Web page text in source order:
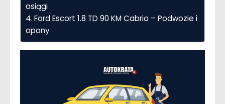
osiągi
Ford Escort 1.8 TD 90 KM Cabrio – Podwozie i
opony